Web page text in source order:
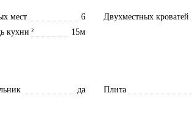
мест 6 Двухместных кроватей
кухни 15м
²
да Плита